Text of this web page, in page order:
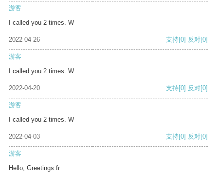
游客
I called you 2 times. W
2022-04-26 支持[0] 反对[0]
游客
I called you 2 times. W
2022-04-20 支持[0] 反对[0]
游客
I called you 2 times. W
2022-04-03 支持[0] 反对[0]
游客
Hello, Greetings fr